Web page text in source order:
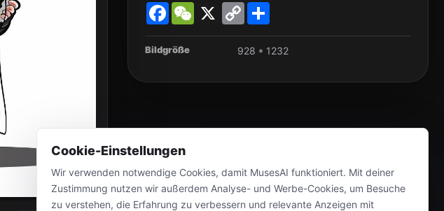
FacebookWeChat
X
Copy
Link
Bildgröße 928 * 1232
Cookie-Einstellungen
Wir verwenden notwendige Cookies, damit MusesAI funktioniert. Mit deiner
Zustimmung nutzen wir außerdem Analyse- und Werbe-Cookies, um Besuche
zu verstehen, die Erfahrung zu verbessern und relevante Anzeigen mit